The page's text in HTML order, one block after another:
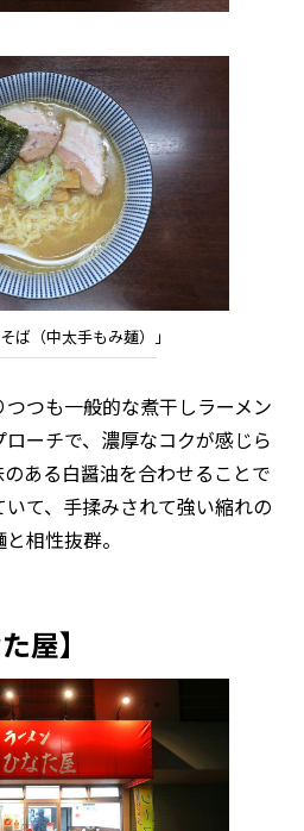
ば（中太手もみ麺）」
つも一般的な煮干しラーメン
ーチで、濃厚なコクが感じら
ある白醤油を合わせることで
て、手揉みされて強い縮れの
相性抜群。
屋】